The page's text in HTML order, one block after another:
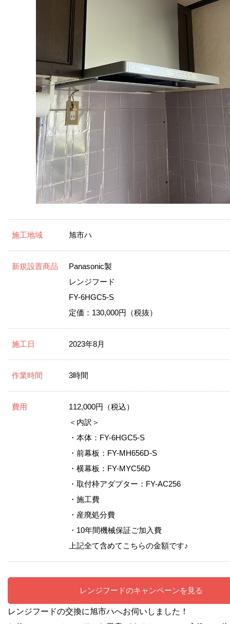
施工地域 旭市ハ
新規設置商品
Panasonic製
レンジフード
FY-6HGC5-S
定価：130,000円（税抜）
施工日 2023年8月
作業時間 3時間
費用
112,000円（税込）
＜内訳＞
・本体：FY-6HGC5-S
・前幕板：FY-MH656D-S
・横幕板：FY-MYC56D
・取付枠アダプター：FY-AC256
・施工費
・産廃処分費
・10年間機械保証ご加入費
上記全て含めてこちらの金額です♪
レンジフードのキャンペーンを見る
レンジフードの交換に旭市ハへお伺いしました！